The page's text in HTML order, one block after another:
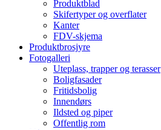
Produktblad
Skifertyper og overflater
Kanter
FDV-skjema
Produktbrosjyre
Fotogalleri
Uteplass, trapper og terasser
Boligfasader
Fritidsbolig
Innendørs
Ildsted og piper
Offentlig rom